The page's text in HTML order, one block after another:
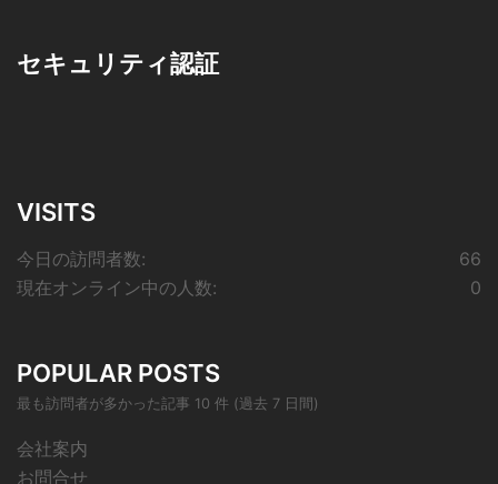
セキュリティ認証
VISITS
66
今日の訪問者数:
0
現在オンライン中の人数:
POPULAR POSTS
最も訪問者が多かった記事 10 件 (過去 7 日間)
会社案内
お問合せ